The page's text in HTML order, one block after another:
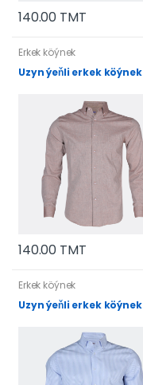
140.00 TMT
Erkek köýnek
Uzyn ýeňli erkek köýnek
140.00 TMT
Erkek köýnek
Uzyn ýeňli erkek köýnek